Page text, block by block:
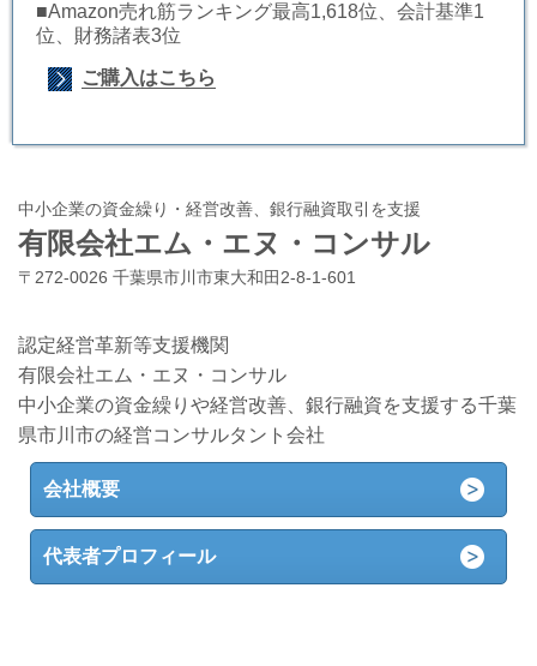
■Amazon売れ筋ランキング最高1,618位、会計基準1
位、財務諸表3位
ご購入はこちら
中小企業の資金繰り・経営改善、銀行融資取引を支援
有限会社エム・エヌ・コンサル
〒272-0026 千葉県市川市東大和田2-8-1-601
認定経営革新等支援機関
有限会社エム・エヌ・コンサル
中小企業の資金繰りや経営改善、銀行融資を支援する千葉
県市川市の経営コンサルタント会社
会社概要
代表者プロフィール